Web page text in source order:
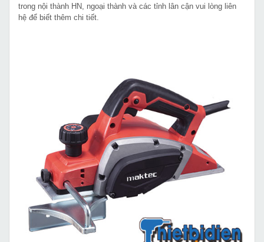
trong nội thành HN, ngoại thành và các tỉnh lân cận vui lòng liên
hệ để biết thêm chi tiết.